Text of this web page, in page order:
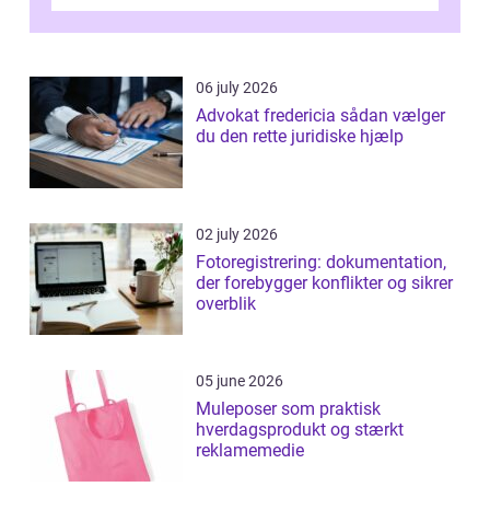
06 july 2026
Advokat fredericia sådan vælger
du den rette juridiske hjælp
02 july 2026
Fotoregistrering: dokumentation,
der forebygger konflikter og sikrer
overblik
05 june 2026
Muleposer som praktisk
hverdagsprodukt og stærkt
reklamemedie